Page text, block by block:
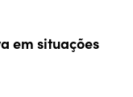
em situações